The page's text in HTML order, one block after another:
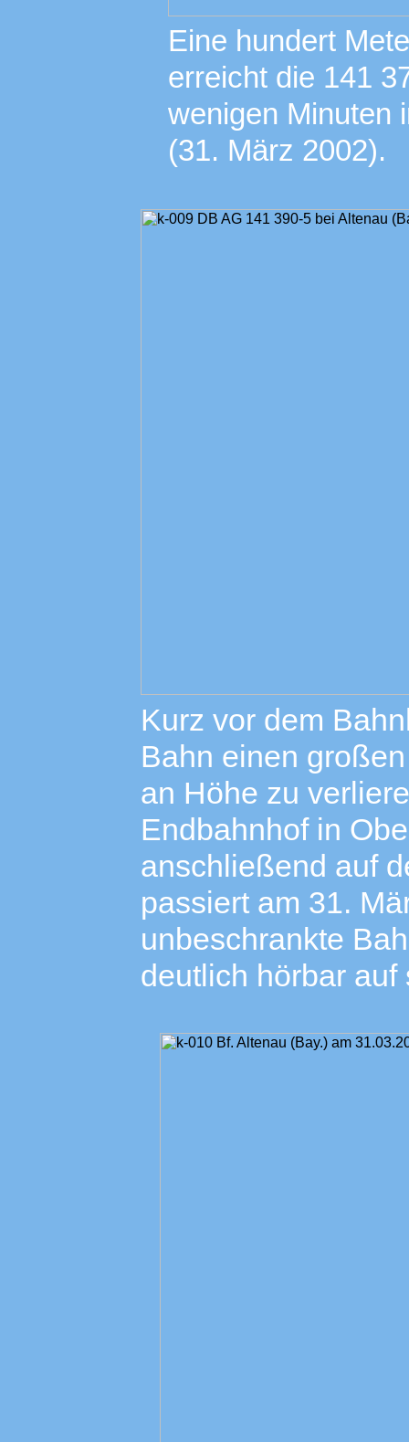
Eine hundert
erreicht die 141
wenigen Minuten
(31. März 2002).
Kurz vor dem
Bahn einen
an Höhe zu
Endbahnhof in
anschließend auf
passiert am 31.
unbeschrankte
deutlich hörbar